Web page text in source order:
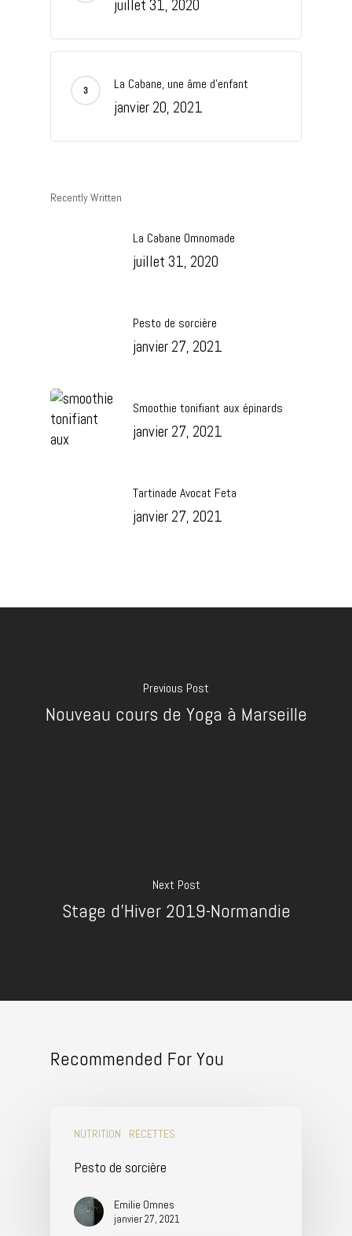
juillet 31, 2020
La Cabane, une âme d’enfant
janvier 20, 2021
Recently Written
La Cabane Omnomade
juillet 31, 2020
Pesto de sorcière
janvier 27, 2021
Smoothie tonifiant aux épinards
janvier 27, 2021
Tartinade Avocat Feta
janvier 27, 2021
Previous Post
Nouveau cours de Yoga à Marseille
Next Post
Stage d'Hiver 2019-Normandie
Recommended For You
NUTRITION RECETTES
Pesto de sorcière
Emilie Omnes
janvier 27, 2021